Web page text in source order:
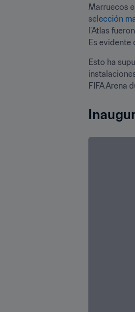
selección
l'Atlas
Es evidente
Esto ha
FIFA Arena